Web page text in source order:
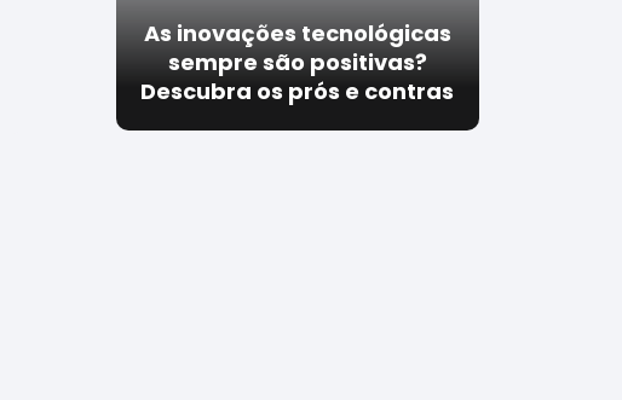
As inovações tecnológicas
sempre são positivas?
Descubra os prós e contras